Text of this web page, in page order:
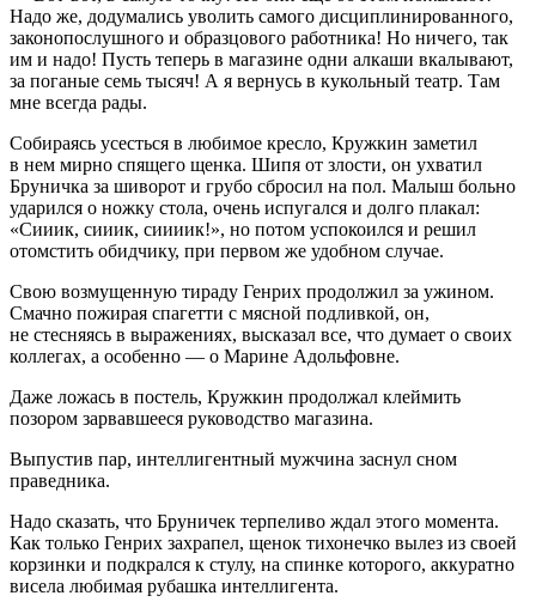
Надо же, додумались уволить самого дисциплинированного,
законопослушного и образцового работника! Но ничего, так
им и надо! Пусть теперь в магазине одни алкаши вкалывают,
за поганые семь тысяч! А я вернусь в кукольный театр. Там
мне всегда рады.
Собираясь усесться в любимое кресло, Кружкин заметил
в нем мирно спящего щенка. Шипя от злости, он ухватил
Бруничка за шиворот и грубо сбросил на пол. Малыш больно
ударился о ножку стола, очень испугался и долго плакал:
«Сииик, сииик, сиииик!», но потом успокоился и решил
отомстить обидчику, при первом же удобном случае.
Свою возмущенную тираду Генрих продолжил за ужином.
Смачно пожирая спагетти с мясной подливкой, он,
не стесняясь в выражениях, высказал все, что думает о своих
коллегах, а особенно — о Марине Адольфовне.
Даже ложась в постель, Кружкин продолжал клеймить
позором зарвавшееся руководство магазина.
Выпустив пар, интеллигентный мужчина заснул сном
праведника.
Надо сказать, что Бруничек терпеливо ждал этого момента.
Как только Генрих захрапел, щенок тихонечко вылез из своей
корзинки и подкрался к стулу, на спинке которого, аккуратно
висела любимая рубашка интеллигента.